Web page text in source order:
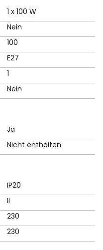
1 x 100 W
Nein
100
E27
1
Nein
Ja
Nicht enthalten
IP20
II
230
230